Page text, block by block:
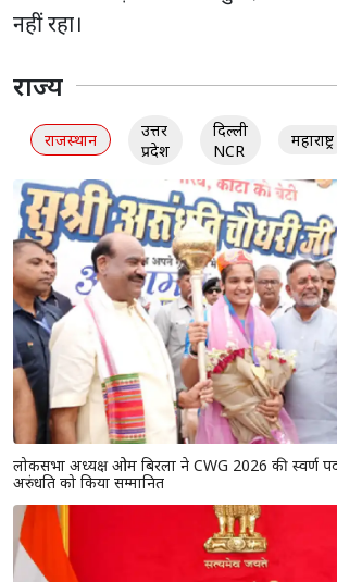
नहीं रहा।
राज्य
राजस्थान
उत्तर
प्रदेश
दिल्ली
NCR
महाराष्ट्र
लोकसभा अध्यक्ष ओम बिरला ने CWG 2026 की स्वर्ण
अरुंधति को किया सम्मानित